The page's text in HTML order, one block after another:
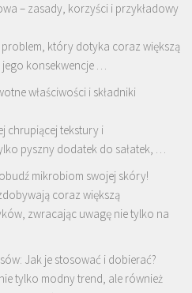
– zasady, korzyści i przykładowy
który dotyka coraz większą
jego konsekwencje …
właściwości i składniki
chrupiącej tekstury i
pyszny dodatek do sałatek, …
mikrobiom swojej skóry!
coraz większą
zwracając uwagę nie tylko na
Jak je stosować i dobierać?
tylko modny trend, ale również